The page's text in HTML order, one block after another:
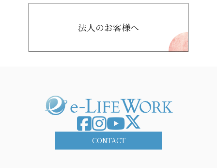
法人のお客様へ
CONTACT